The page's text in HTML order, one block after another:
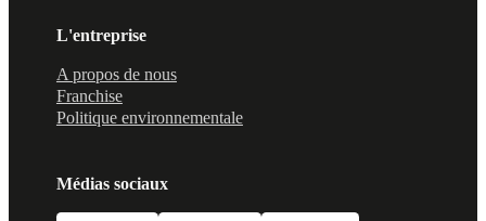
L'entreprise
A propos de nous
Franchise
Politique environnementale
Médias sociaux